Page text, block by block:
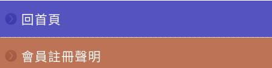
回首頁
會員註冊聲明